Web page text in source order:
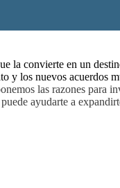
la convierte en un
y los nuevos acuerdos
las razones para
ayudarte a